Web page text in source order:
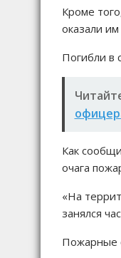
Кроме
оказали
Погибли в
Как
очага
«На
занялся
Пожарные